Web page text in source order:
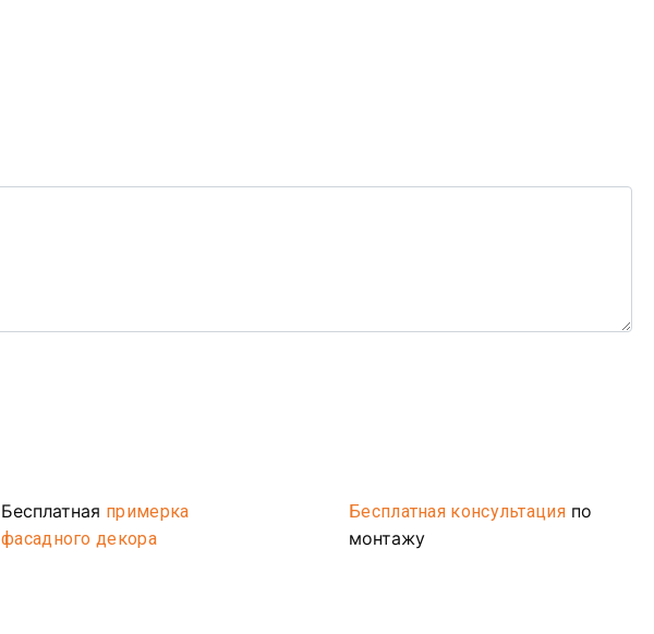
Бесплатная примерка
фасадного декора
Бесплатная консультацияпо
монтажу